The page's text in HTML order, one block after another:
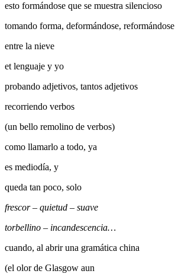
esto formándose que se muestra silencioso
tomando forma, deformándose, reformándose
entre la nieve
et lenguaje y yo
probando adjetivos, tantos adjetivos
recorriendo verbos
(un bello remolino de verbos)
como llamarlo a todo, ya
es mediodía, y
queda tan poco, solo
frescor – quietud – suave
torbellino – incandescencia…
cuando, al abrir una gramática china
(el olor de Glasgow aun